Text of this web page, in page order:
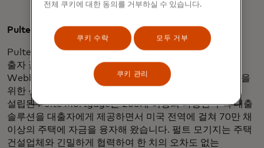
Pulte 모기지 소개:
Pulte Mortgage는 PulteGroup(NYSE: PHM)의 전액
출자 금융 서비스 자회사로, Pulte Homes, Centex, Del
Webb, DiVosta 및 John Wieland Homes 브랜드 고객을
위한 신축 주택 금융에만 주력하고 있습니다. 1972년에
설립된 Pulte Mortgage는 200개 이상의 다양한 주택 대출
솔루션을 대출자에게 제공하면서 미국 전역에 걸쳐 70만 채
이상의 주택에 자금을 융자해 왔습니다. 펄트 모기지는 주택
건설업체와 긴밀하게 협력하여 한 치의 오차도 없는
전체 쿠키에 대한 동의를 거부하실 수 있습니다.
쿠키 수락 모두 거부
쿠키 관리